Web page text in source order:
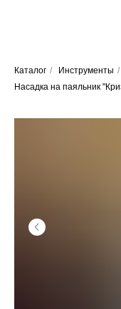
Каталог / Инструменты /
Насадка на паяльник